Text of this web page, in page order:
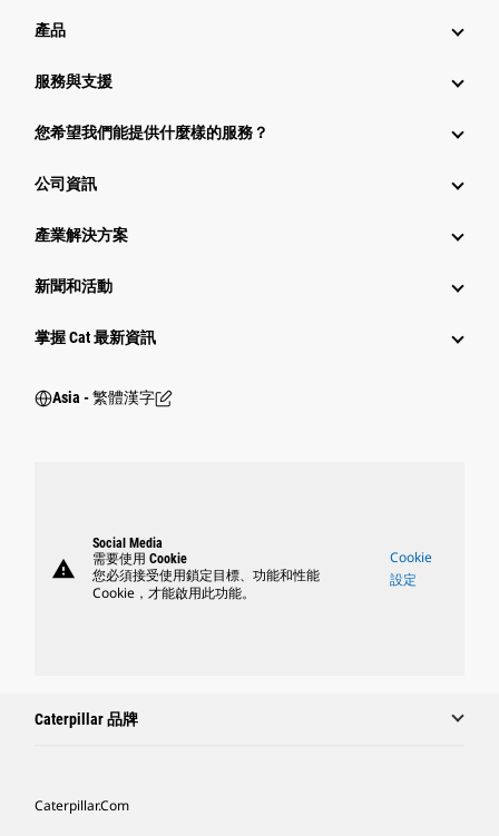
產品
服務與支援
您希望我們能提供什麼樣的服務？
公司資訊
產業解決方案
新聞和活動
掌握 Cat 最新資訊
Asia - 繁體漢字
warning
Social Media
需要使用 Cookie
您必須接受使用鎖定目標、功能和性能
Cookie，才能啟用此功能。
Cookie
設定
Caterpillar 品牌
Caterpillar.com